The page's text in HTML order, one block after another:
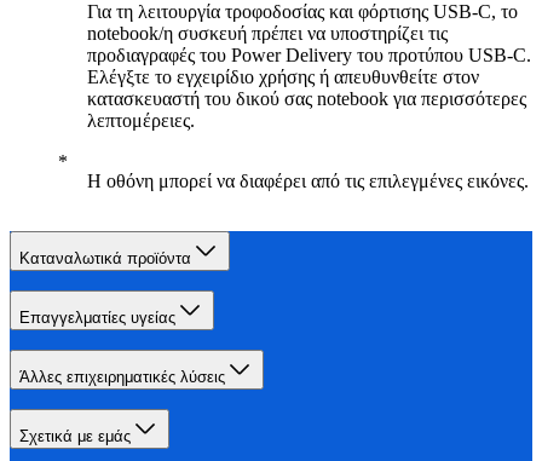
Για τη λειτουργία τροφοδοσίας και φόρτισης USB-C, το
notebook/η συσκευή πρέπει να υποστηρίζει τις
προδιαγραφές του Power Delivery του προτύπου USB-C.
Ελέγξτε το εγχειρίδιο χρήσης ή απευθυνθείτε στον
κατασκευαστή του δικού σας notebook για περισσότερες
λεπτομέρειες.
Η οθόνη μπορεί να διαφέρει από τις επιλεγμένες εικόνες.
Καταναλωτικά προϊόντα
Επαγγελματίες υγείας
Άλλες επιχειρηματικές λύσεις
Σχετικά με εμάς